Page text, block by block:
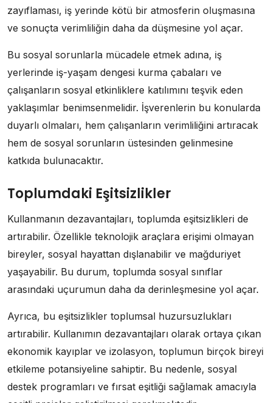
zayıflaması, iş yerinde kötü bir atmosferin oluşmasına
ve sonuçta verimliliğin daha da düşmesine yol açar.
Bu sosyal sorunlarla mücadele etmek adına, iş
yerlerinde iş-yaşam dengesi kurma çabaları ve
çalışanların sosyal etkinliklere katılımını teşvik eden
yaklaşımlar benimsenmelidir. İşverenlerin bu konularda
duyarlı olmaları, hem çalışanların verimliliğini artıracak
hem de sosyal sorunların üstesinden gelinmesine
katkıda bulunacaktır.
Toplumdaki Eşitsizlikler
Kullanmanın dezavantajları, toplumda eşitsizlikleri de
artırabilir. Özellikle teknolojik araçlara erişimi olmayan
bireyler, sosyal hayattan dışlanabilir ve mağduriyet
yaşayabilir. Bu durum, toplumda sosyal sınıflar
arasındaki uçurumun daha da derinleşmesine yol açar.
Ayrıca, bu eşitsizlikler toplumsal huzursuzlukları
artırabilir. Kullanımın dezavantajları olarak ortaya çıkan
ekonomik kayıplar ve izolasyon, toplumun birçok bireyi
etkileme potansiyeline sahiptir. Bu nedenle, sosyal
destek programları ve fırsat eşitliği sağlamak amacıyla